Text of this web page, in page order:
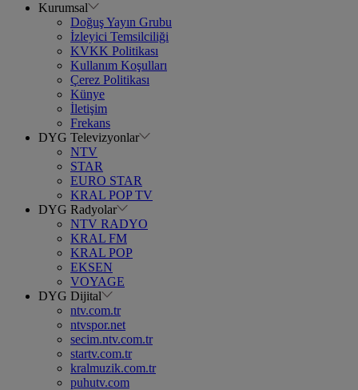
Kurumsal
Doğuş Yayın Grubu
İzleyici Temsilciliği
KVKK Politikası
Kullanım Koşulları
Çerez Politikası
Künye
İletişim
Frekans
DYG Televizyonlar
NTV
STAR
EURO STAR
KRAL POP TV
DYG Radyolar
NTV RADYO
KRAL FM
KRAL POP
EKSEN
VOYAGE
DYG Dijital
ntv.com.tr
ntvspor.net
secim.ntv.com.tr
startv.com.tr
kralmuzik.com.tr
puhutv.com